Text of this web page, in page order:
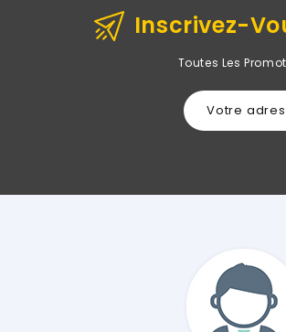
Inscrivez-
Toutes Les
Et Je Ne Regrette Pas Du Tout Mon
Comme Décrit Sur Le Site Et
Est Génial Et Impeccable !! .... Merci